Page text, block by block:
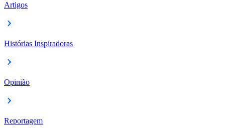
Artigos
Histórias Inspiradoras
Opinião
Reportagem